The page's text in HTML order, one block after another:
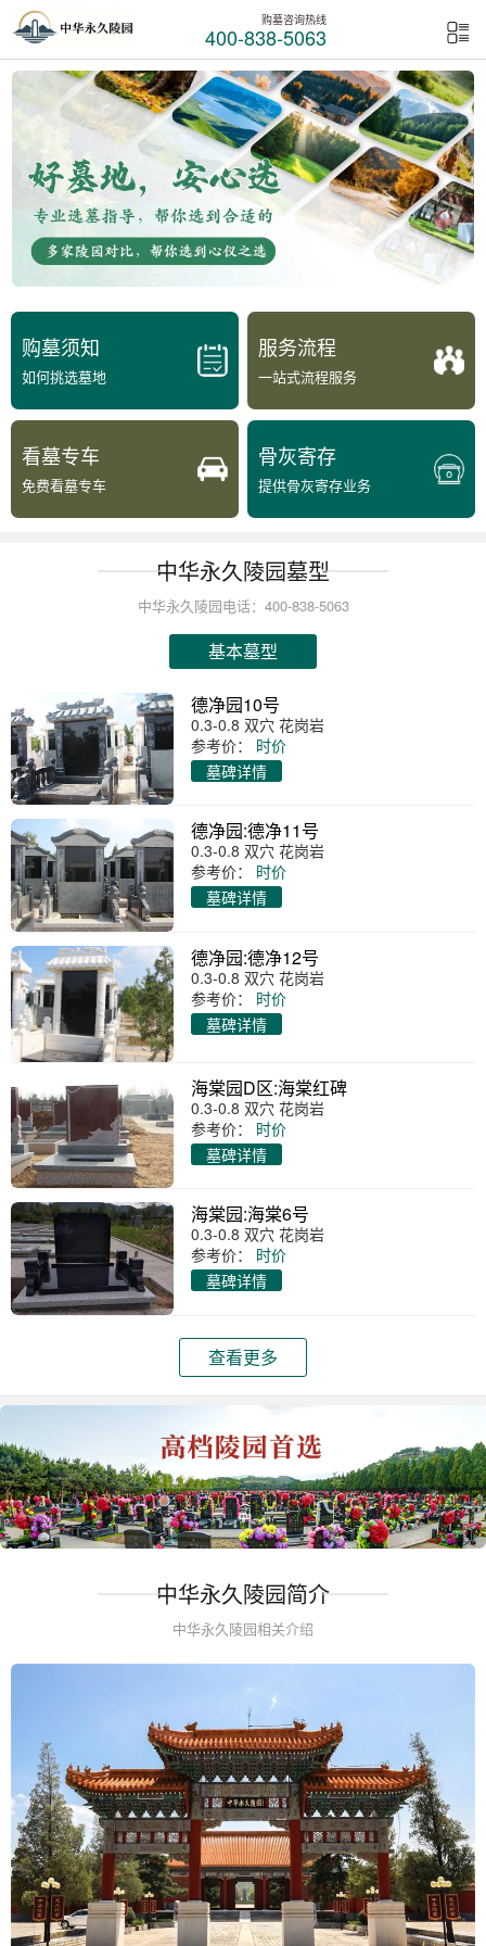
购墓咨询热线
400-838-5063
购墓须知
如何挑选墓地
服务流程
一站式流程服务
看墓专车
免费看墓专车
骨灰寄存
提供骨灰寄存业务
中华永久陵园墓型
中华永久陵园电话：400-838-5063
基本墓型
德净园10号
0.3-0.8 双穴 花岗岩
参考价：
时价
墓碑详情
德净园:德净11号
0.3-0.8 双穴 花岗岩
参考价：
时价
墓碑详情
德净园:德净12号
0.3-0.8 双穴 花岗岩
参考价：
时价
墓碑详情
海棠园D区:海棠红碑
0.3-0.8 双穴 花岗岩
参考价：
时价
墓碑详情
海棠园:海棠6号
0.3-0.8 双穴 花岗岩
参考价：
时价
墓碑详情
查看更多
中华永久陵园简介
中华永久陵园相关介绍